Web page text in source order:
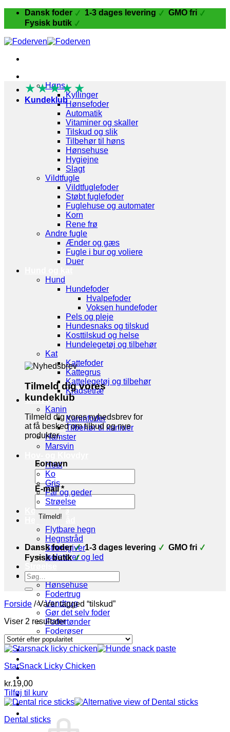
Fortsæt
indhold
Dansk foder 1-3 dages levering
GMO fri
Fysisk butik
Høns
Kyllinger
Hønsefoder
Automatik
Vitaminer og skaller
Tilskud og slik
Tilbehør til høns
Hønsehuse
Hygiejne
Slagt
Vildtfugle
Vildtfuglefoder
Støbt fuglefoder
Fuglehuse og automater
Korn
Rene frø
Andre fugle
Ænder og gæs
Fugle i bur og voliere
Duer
Hund
Hundefoder
Hvalpefoder
Voksen hundefoder
Pels og pleje
Hundesnaks og tilskud
Kosttilskud og helse
Hundelegetøj og tilbehør
Kat
Kattefoder
Kattegrus
Kattelegetøj og tilbehør
Kradsetræ
Gnaver
Kanin
Kaninfoder
Tilbehør til kaniner
Hamster
Marsvin
Hest
Ko
Gris
Får og geder
Strøelse
Korn og frø
Hegn og tråd
Flytbare hegn
Hegnstråd
Strømgiver
Isolatorer og led
Stald udstyr
Hønsehuse
Fodertrug
Vandtrug
Gør det selv foder
Fodertønder
Foderøser
Hygiejne
Skadedyr
Økologi
Log ind
★★★★ ★
Kundeklub
Tilmeld dig vores
kundeklub
Tilmeld dig vores nyhedsbrev for
at få besked om tilbud og nye
produkter.
Fornavn
E-mail*
Dansk foder 1-3 dages levering
GMO fri
Fysisk butik
Søg
efter:
Forside /Varer tagged “tilskud”
Viser 2 resultaterSorteret
efter
popularitet
StarSnack Licky Chicken
kr.19,00
Tilføj til kurv
Dental sticks